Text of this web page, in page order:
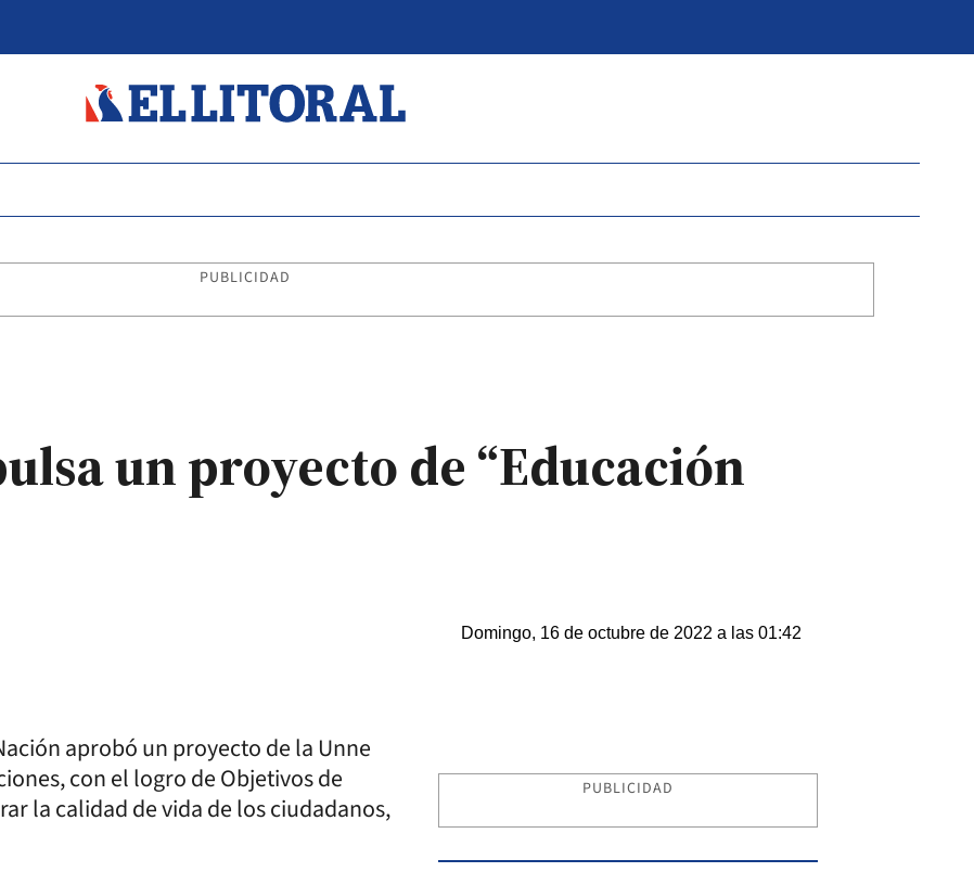
PUBLICIDAD
un proyecto de “Educación
Domingo, 16 de octubre de 2022 a las 01:42
aprobó un proyecto de la Unne
con el logro de Objetivos de
la calidad de vida de los ciudadanos,
PUBLICIDAD